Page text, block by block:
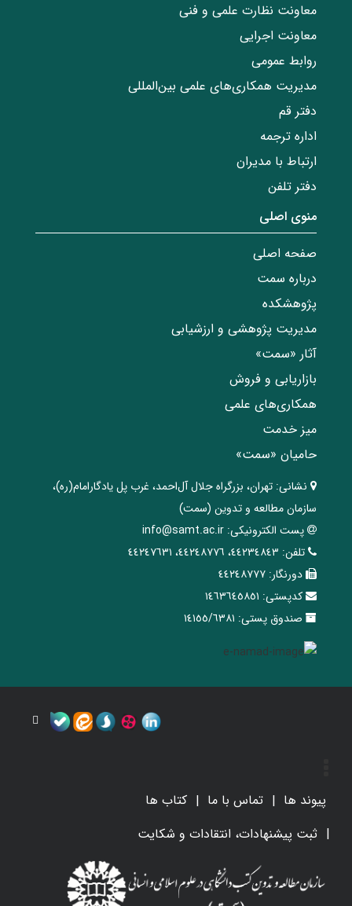
معاونت نظارت علمی و فنی
معاونت اجرایی
روابط عمومی
مدیریت همکاری‌های علمی بین‌المللی
دفتر قم
اداره ترجمه
ارتباط با مدیران
دفتر تلفن
منوی اصلی
صفحه اصلی
درباره سمت
پژوهشکده
مدیریت پژوهشی و ارزشیابی
آثار «سمت»
بازاریابی و فروش
همکاری‌های علمی
میز خدمت
حامیان «سمت»
نشانی: تهران، ‌بزرگراه ‌جلال آل‌احمد، غرب پل يادگار‌امام(ره)‌،
سازمان مطالعه و تدوین‌ (سمت)
پست الکترونیکی: info@samt.ac.ir
تلفن: ٤٤٢٣٤٨٤٣، ٤٤٢٤٨٧٧٦، ٤٤٢٤٧٦٣١
دورنگار: ٤٤٢٤٨٧٧٧
کدپستی: ١٤٦٣٦٤٥٨٥١
صندوق پستی: ١٤١٥٥/٦٣٨١
پیوند ها تماس با ما
کتاب ها
ثبت پیشنهادات، انتقادات و شکایت